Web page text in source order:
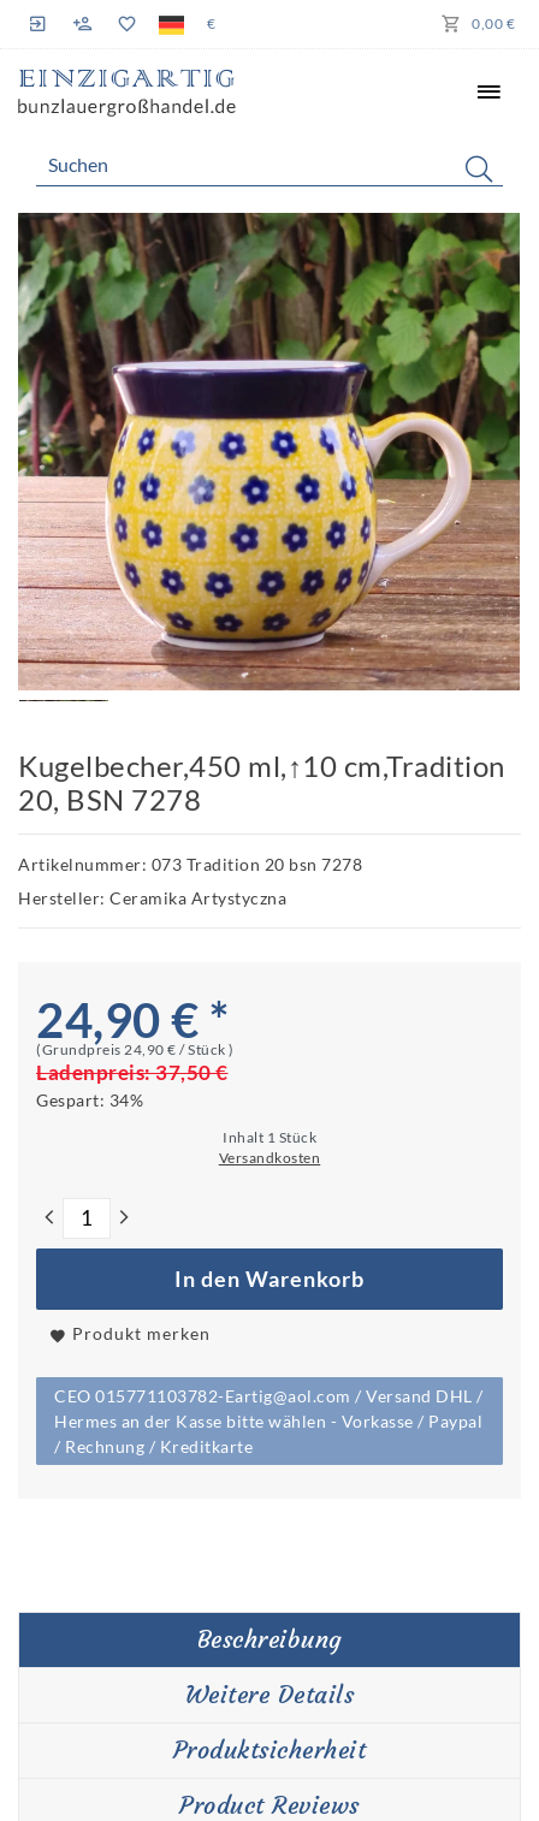
€ 0,00 €
Kugelbecher,450 ml,↑10 cm,Tradition
20, BSN 7278
Artikelnummer: 073 Tradition 20 bsn 7278
Hersteller: Ceramika Artystyczna
24,90 € *
(Grundpreis 24,90 € / Stück )
Ladenpreis:37,50 €
Gespart: 34%
Inhalt 1 Stück
Versandkosten
In den Warenkorb
Produkt merken
CEO 015771103782-Eartig@aol.com / Versand DHL /
Hermes an der Kasse bitte wählen - Vorkasse / Paypal
/ Rechnung / Kreditkarte
Beschreibung
Weitere Details
Produktsicherheit
Product Reviews